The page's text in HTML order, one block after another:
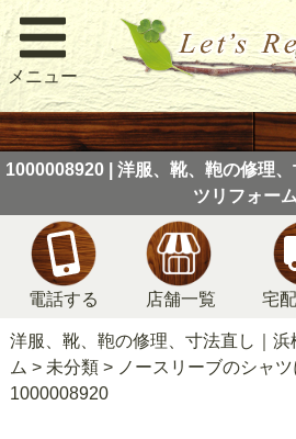
メニュー
1000008920 | 洋服、靴、鞄の修理
ツリフォーム
電話する 店舗一覧 宅
洋服、靴、鞄の修理、寸法直し｜
ム > 未分類> ノースリーブのシャ
1000008920